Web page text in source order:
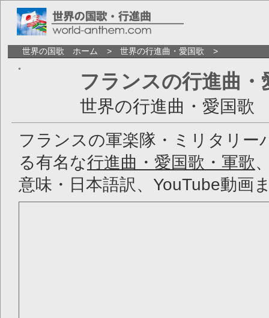
世界の国歌 ホーム 世界の行進曲・愛国歌
フランスの行進曲・
世界の行進曲・愛国歌
フランスの軍楽隊・ミリタリー
る有名な行進曲・愛国歌・軍歌
意味・日本語訳、YouTube動画